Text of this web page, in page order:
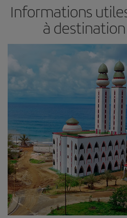
Informations
à